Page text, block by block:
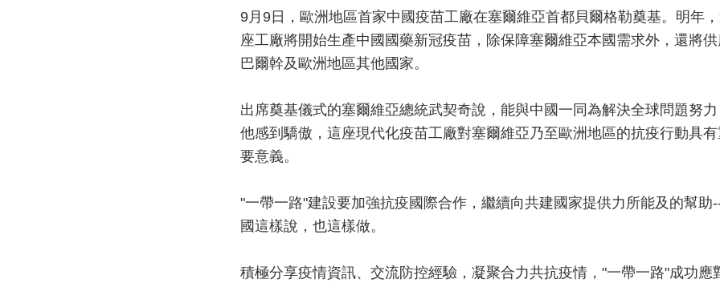
9月9日，歐洲地區首家中國疫苗工廠在塞爾維亞首都貝爾格勒奠基。明年
座工廠將開始生產中國國藥新冠疫苗，除保障塞爾維亞本國需求外，還將供
巴爾幹及歐洲地區其他國家。
出席奠基儀式的塞爾維亞總統武契奇說，能與中國一同為解決全球問題努力
他感到驕傲，這座現代化疫苗工廠對塞爾維亞乃至歐洲地區的抗疫行動具有
要意義。
"一帶一路"建設要加強抗疫國際合作，繼續向共建國家提供力所能及的幫助
國這樣說，也這樣做。
積極分享疫情資訊、交流防控經驗，凝聚合力共抗疫情，"一帶一路"成功應